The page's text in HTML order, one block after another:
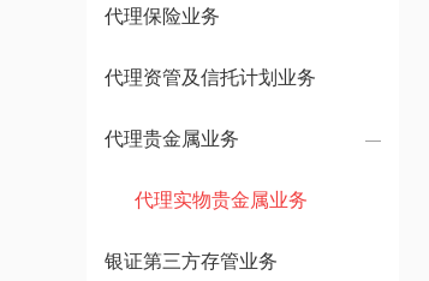
代理保险业务
代理资管及信托计划业务
代理贵金属业务
代理实物贵金属业务
银证第三方存管业务